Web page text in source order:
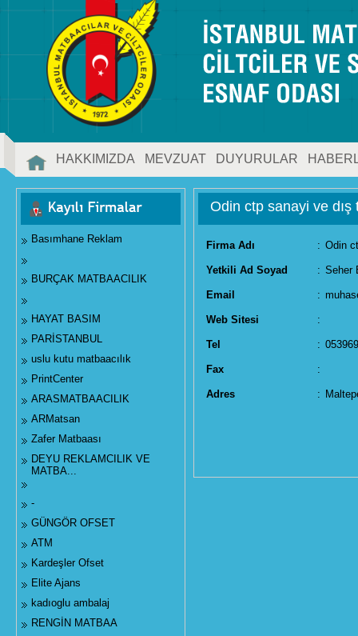
HAKKIMIZDA MEVZUAT DUYURULAR
İLETİŞİM
Basımhane Reklam
BURÇAK MATBAACILIK
HAYAT BASIM
PARİSTANBUL
uslu kutu matbaacılık
PrintCenter
ARASMATBAACILIK
ARMatsan
Zafer Matbaası
DEYU REKLAMCILIK VE
MATBA...
-
GÜNGÖR OFSET
ATM
Kardeşler Ofset
Elite Ajans
kadıoglu ambalaj
RENGİN MATBAA
Odin ctp sanayi ve dış
Firma Adı : Odin
Yetkili Ad Soyad : Seher
Email :
Web Sitesi :
Tel :
Fax :
Adres :